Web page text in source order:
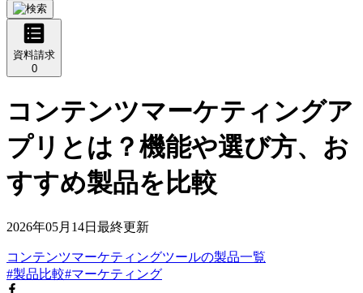
資料請求
0
コンテンツマーケティングア
プリとは？機能や選び方、お
すすめ製品を比較
2026年05月14日 最終更新
コンテンツマーケティングツールの製品一覧
#製品比較#マーケティング